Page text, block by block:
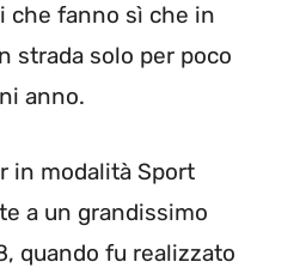
che fanno sì che in
strada solo per poco
anno.
in modalità Sport
a un grandissimo
quando fu realizzato